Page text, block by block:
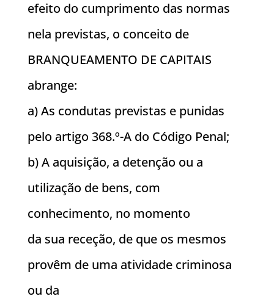
efeito do cumprimento das normas
nela previstas, o conceito de
BRANQUEAMENTO DE CAPITAIS
abrange:
a) As condutas previstas e punidas
pelo artigo 368.º-A do Código Penal;
b) A aquisição, a detenção ou a
utilização de bens, com
conhecimento, no momento
da sua receção, de que os mesmos
provêm de uma atividade criminosa
ou da